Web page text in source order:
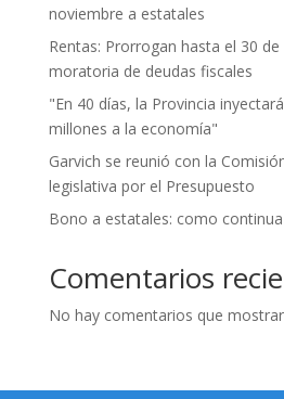
noviembre a estatales
Rentas: Prorrogan hasta el 30
moratoria de deudas fiscales
"En 40 días, la Provincia
millones a la economía"
Garvich se reunió con la
legislativa por el Presupuesto
Bono a estatales: como
Comentarios
No hay comentarios que